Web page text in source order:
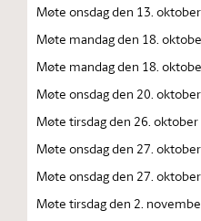
Møte onsdag den 13.
Møte mandag den 18.
Møte mandag den 18.
Møte onsdag den 20.
Møte tirsdag den 26. oktober
Møte onsdag den 27.
Møte onsdag den 27.
Møte tirsdag den 2.